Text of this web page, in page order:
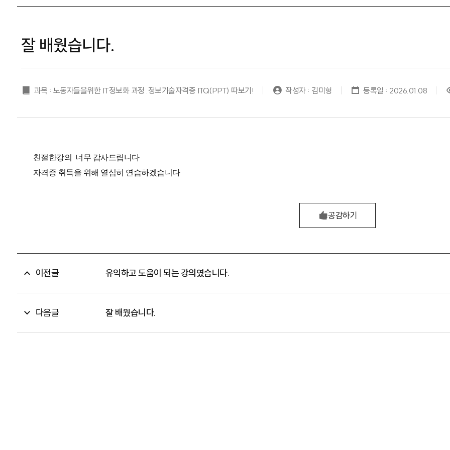
잘 배웠습니다.
과목 : 노동자들을위한 IT정보화 과정 .정보기술자격증 ITQ(PPT) 따보기! 작성자 : 김미형 등록일 : 2026.01.08
친절한강의 너무 감사드립니다
자격증 취득을 위해 열심히 연습하겠습니다
공감하기
이전글 유익하고 도움이 되는 강의였습니다.
다음글 잘 배웠습니다.